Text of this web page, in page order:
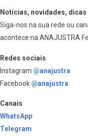
Notícias, novidades,
Siga-nos na sua rede ou
acontece na ANAJUSTRA
Redes sociais
Instagram @anajustra
Facebook@anajustra
Canais
WhatsApp
Telegram